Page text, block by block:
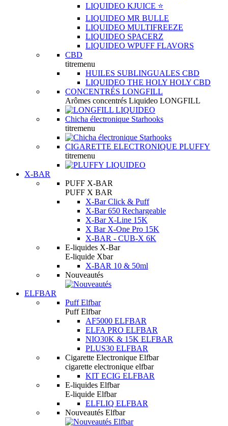
LIQUIDEO KJUICE ⭐️
LIQUIDEO MR BULLE
LIQUIDEO MULTIFREEZE
LIQUIDEO SPACERZ
LIQUIDEO WPUFF FLAVORS
CBD
titremenu
HUILES SUBLINGUALES CBD
LIQUIDEO THE HOLY HOLY CBD
CONCENTRÉS LONGFILL
Arômes concentrés Liquideo LONGFILL
Chicha électronique Starhooks
titremenu
CIGARETTE ELECTRONIQUE PLUFFY
titremenu
X-BAR
PUFF X-BAR
PUFF X BAR
X-Bar Click & Puff
X-Bar 650 Rechargeable
X-Bar X-Line 15K
X Bar X-One Pro 15K
X-BAR - CUB-X 6K
E-liquides X-Bar
E-liquide Xbar
X-BAR 10 & 50ml
Nouveautés
ELFBAR
Puff Elfbar
Puff Elfbar
AF5000 ELFBAR
ELFA PRO ELFBAR
NIO30K & 15K ELFBAR
PLUS30 ELFBAR
Cigarette Electronique Elfbar
cigarette electronique elfbar
KIT ECIG ELFBAR
E-liquides Elfbar
E-liquide Elfbar
ELFLIQ ELFBAR
Nouveautés Elfbar